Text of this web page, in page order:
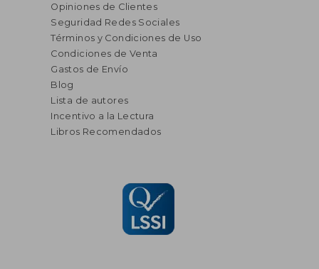
Opiniones de Clientes
Seguridad Redes Sociales
Términos y Condiciones de Uso
Condiciones de Venta
Gastos de Envío
Blog
Lista de autores
Incentivo a la Lectura
Libros Recomendados